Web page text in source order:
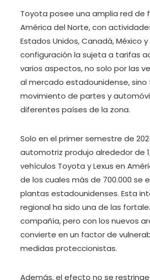
Toyota posee una amplia red de
América del Norte, con
Estados Unidos, Canadá, México
configuración la sujeta a tarifas
varios aspectos, no solo por las
al mercado estadounidense,
movimiento de partes y
diferentes países de la zona.
Solo en el primer semestre de
automotriz produjo alrededor de
vehículos Toyota y Lexus en
de los cuales más de 700.000 se
plantas estadounidenses. Esta
regional ha sido una de las
compañía, pero con los nuevos
convierte en un factor de
medidas proteccionistas.
Además, el efecto no se